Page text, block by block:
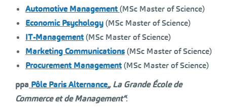
Automotive Management(MSc Master of Science)
Economic Psychology (MSc Master of Science)
IT-Management (MSc Master of Science)
Marketing Communications (MSc Master of Science)
Procurement Management (MSc Master of Science)
ppa Pôle Paris Alternance„ La Grande École de
Commerce et de Management“: